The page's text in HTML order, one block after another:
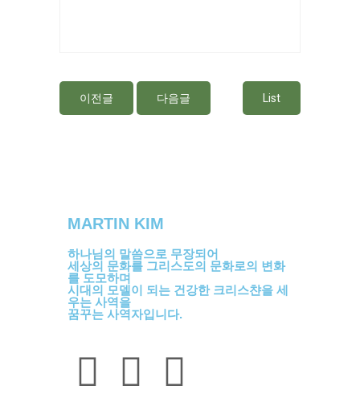
이전글 다음글 List
MARTIN KIM
하나님의 말씀으로 무장되어
세상의 문화를 그리스도의 문화로의 변화
를 도모하며
시대의 모델이 되는 건강한 크리스챤을 세
우는 사역을
꿈꾸는 사역자입니다.